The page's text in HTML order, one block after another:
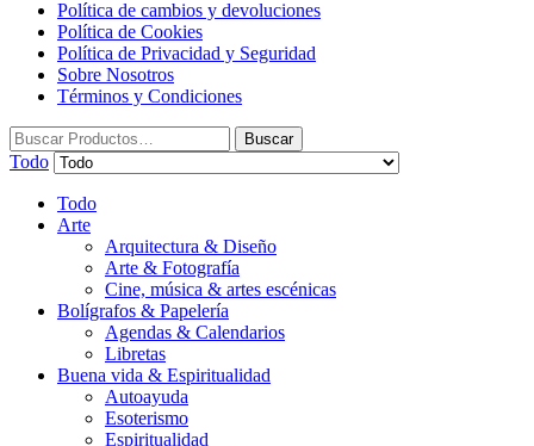
Política de cambios y devoluciones
Política de Cookies
Política de Privacidad y Seguridad
Sobre Nosotros
Términos y Condiciones
Buscar:
Buscar
Todo
Todo
Arte
Arquitectura & Diseño
Arte & Fotografía
Cine, música & artes escénicas
Bolígrafos & Papelería
Agendas & Calendarios
Libretas
Buena vida & Espiritualidad
Autoayuda
Esoterismo
Espiritualidad